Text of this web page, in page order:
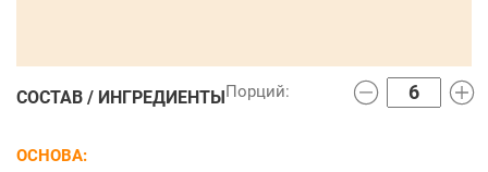
СОСТАВ / ИНГРЕДИЕНТЫ
ОСНОВА